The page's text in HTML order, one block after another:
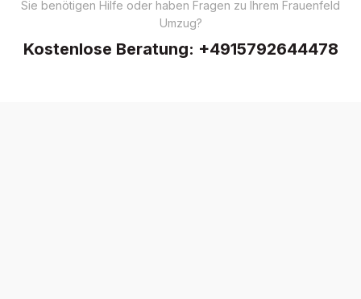
Sie benötigen Hilfe oder haben Fragen zu Ihrem Frauenfeld
Umzug?
Kostenlose Beratung: +4915792644478